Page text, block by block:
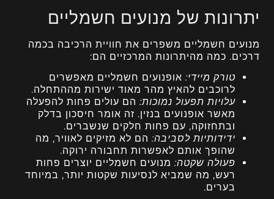
יתרונות של מנועים חשמליים
מנועים חשמליים משפרים את חוויית הרכיבה בכמה
דרכים. כמה מהיתרונות המרכזיים הם:
טורק מיידי: אופנועים חשמליים מאפשרים
לרוכבים להאיץ מהר מאוד ישירות מההתחלה.
עלויות תפעול נמוכות: הם עולים פחות להפעלה
מאשר אופנועים בנזין. זה אומר חיסכון בדלק
ובתחזוקה, עם פחות חלקים שנשברים.
ידידותיות לסביבה: הם לא מזיקים לאוויר, מה
שהופך אותם לאפשרות תחבורה ירוקה.
פעולה שקטה: מנועים חשמליים יוצרים פחות
רעש, מה שמביא לנסיעות שקטות יותר, במיוחד
בערים.